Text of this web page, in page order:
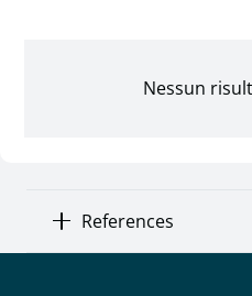
Nessun
References